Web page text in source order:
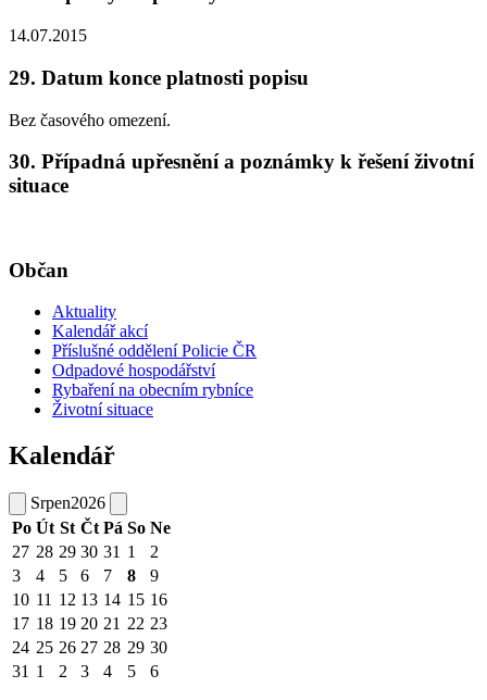
14.07.2015
29. Datum konce platnosti popisu
Bez časového omezení.
30. Případná upřesnění a poznámky k řešení životní
situace
Občan
Aktuality
Kalendář akcí
Příslušné oddělení Policie ČR
Odpadové hospodářství
Rybaření na obecním rybníce
Životní situace
Kalendář
Srpen2026
Po Út St Čt Pá So Ne
27 28 29 30 31 1
2
3
4 5 6 7 8
9
10 11 12 13 14 15 16
17 18 19 20 21 22 23
24 25 26 27 28 29 30
31 1 2 3 4 5 6